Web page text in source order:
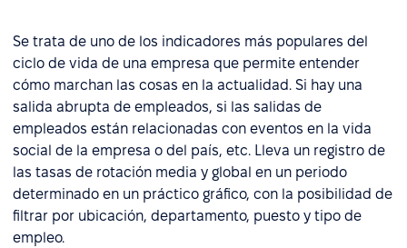
Se trata de uno de los indicadores más populares del
ciclo de vida de una empresa que permite entender
cómo marchan las cosas en la actualidad. Si hay una
salida abrupta de empleados, si las salidas de
empleados están relacionadas con eventos en la vida
social de la empresa o del país, etc. Lleva un registro de
las tasas de rotación media y global en un periodo
determinado en un práctico gráfico, con la posibilidad de
filtrar por ubicación, departamento, puesto y tipo de
empleo.